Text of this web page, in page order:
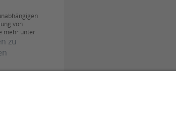
von
mehr unter
zu